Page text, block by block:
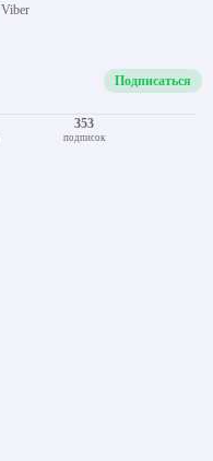
Viber
Подписаться
353
подписок